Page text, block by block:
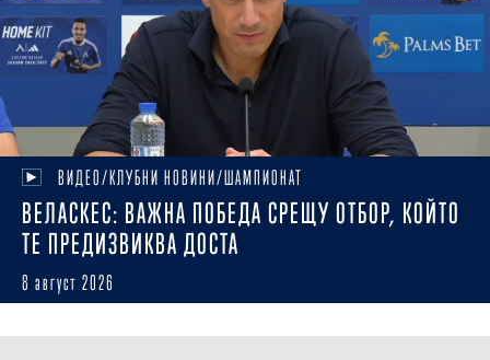
ВИДЕО/КЛУБНИ НОВИНИ/ШАМПИОНАТ
ВЕЛАСКЕС: ВАЖНА ПОБЕДА СРЕЩУ ОТБОР, КОЙТО
ТЕ ПРЕДИЗВИКВА ДОСТА
8 август 2026